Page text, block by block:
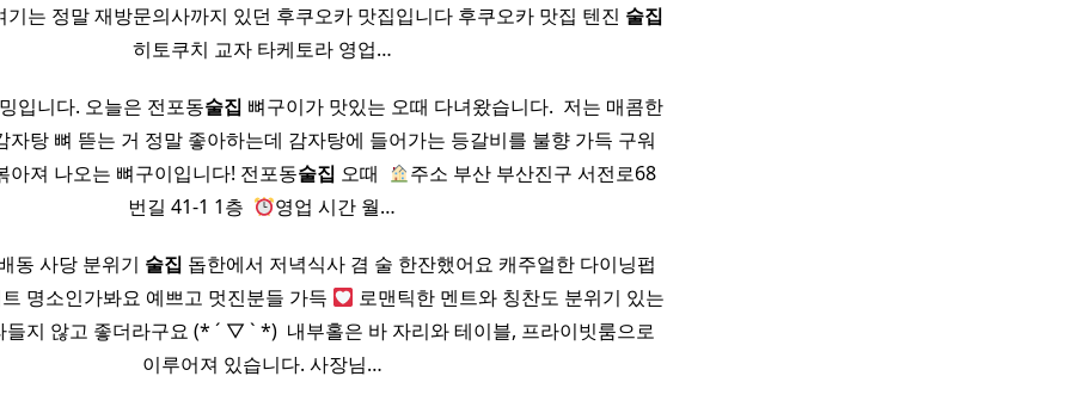
기는 정말 재방문의사까지 있던 후쿠오카 맛집입니다 후쿠오카 맛집 텐진 술집
히토쿠치 교자 타케토라 영업…
입니다. 오늘은 전포동술집 뼈구이가 맛있는 오때 다녀왔습니다. ​ 저는 매콤한
자탕 뼈 뜯는 거 정말 좋아하는데 감자탕에 들어가는 등갈비를 불향 가득 구워
아져 나오는 뼈구이입니다! 전포동술집 오때 ​
주소 부산 부산진구 서전로68
번길 41-1 1층 ​
영업 시간 월…
동 사당 분위기 술집 돕한에서 저녁식사 겸 술 한잔했어요 캐주얼한 다이닝펍
명소인가봐요 예쁘고 멋진분들 가득
로맨틱한 멘트와 칭찬도 분위기 있는
들지 않고 좋더라구요 (* ´ ▽ ` *) ​ 내부홀은 바 자리와 테이블, 프라이빗룸으로
이루어져 있습니다. 사장님…